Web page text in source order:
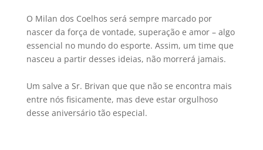
O Milan dos Coelhos será sempre marcado por
nascer da força de vontade, superação e amor – algo
essencial no mundo do esporte. Assim, um time que
nasceu a partir desses ideias, não morrerá jamais.
Um salve a Sr. Brivan que que não se encontra mais
entre nós fisicamente, mas deve estar orgulhoso
desse aniversário tão especial.